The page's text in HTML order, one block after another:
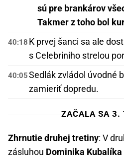
sú pre brankárov
Takmer z toho bol
40:18 K prvej šanci sa ale
s Celebriniho strelou
40:05Sedlák zvládol úvodné
zamieriť dopredu.
ZAČALA SA 3.
Zhrnutie druhej tretiny: V
zásluhou Dominika Kubalíka